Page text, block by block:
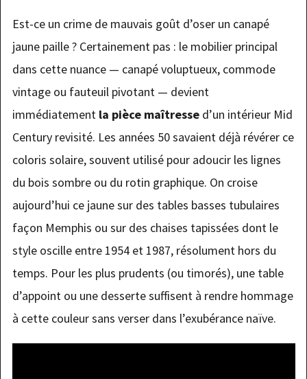
Est-ce un crime de mauvais goût d’oser un canapé
jaune paille ? Certainement pas : le mobilier principal
dans cette nuance — canapé voluptueux, commode
vintage ou fauteuil pivotant — devient
immédiatement la pièce maîtressed’un intérieur Mid
Century revisité. Les années 50 savaient déjà révérer ce
coloris solaire, souvent utilisé pour adoucir les lignes
du bois sombre ou du rotin graphique. On croise
aujourd’hui ce jaune sur des tables basses tubulaires
façon Memphis ou sur des chaises tapissées dont le
style oscille entre 1954 et 1987, résolument hors du
temps. Pour les plus prudents (ou timorés), une table
d’appoint ou une desserte suffisent à rendre hommage
à cette couleur sans verser dans l’exubérance naïve.